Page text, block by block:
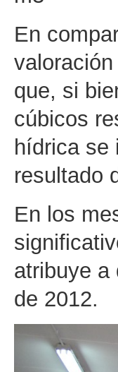
En
que, si
cúbicos
hídrica se
resultado
En los
atribuye a
de 2012.